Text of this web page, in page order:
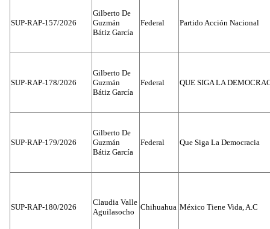
SUP-RAP-157/2026
Gilberto De
Guzmán
Bátiz García
Federal Partido Acción Nacional
SUP-RAP-178/2026
Gilberto De
Guzmán
Bátiz García
Federal QUE SIGA LA
SUP-RAP-179/2026
Gilberto De
Guzmán
Bátiz García
Federal Que Siga La Democracia
SUP-RAP-180/2026
Claudia Valle
Aguilasocho
Chihuahua México Tiene Vida, A.C